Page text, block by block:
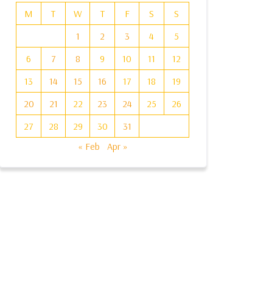
M
T W T F S
S
1
2 3 4
5
6
7 8 9 10 11
12
13
14 15 16 17 18
19
20
21 22 23 24 25
26
27
28 29 30
31
« Feb
Apr »